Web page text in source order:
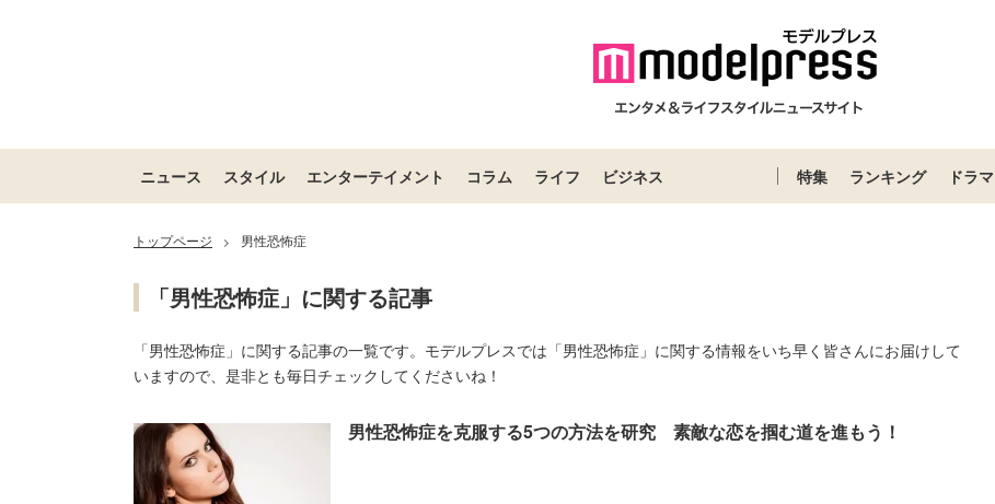
ニュース スタイル エンターテイメント コラム ライフ ビジネス 特集 ランキング ドラマ
トップページ > 男性恐怖症
「男性恐怖症」に関する記事
「男性恐怖症」に関する記事の一覧です。モデルプレスでは「男性恐怖症」に関する情報をいち早く皆さんにお届けして
いますので、是非とも毎日チェックしてくださいね！
男性恐怖症を克服する5つの方法を研究 素敵な恋を掴む道を進もう！